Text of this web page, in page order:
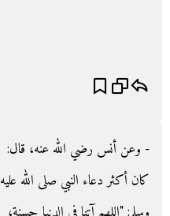
- وعن أنس رضي الله عنه، قال‏:‏
كان أكثر دعاء النبي صلى الله عليه